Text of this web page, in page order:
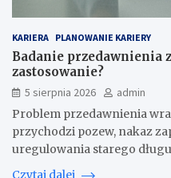
KARIERA PLANOWANIE KARIERY
Badanie przedawnienia
zastosowanie?
5 sierpnia 2026
admin
Problem przedawnienia
przychodzi pozew, nakaz
uregulowania starego
Czytaj dalej